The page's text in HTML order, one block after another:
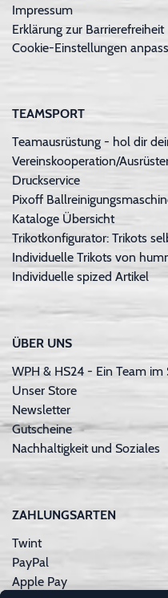
Impressum
Erklärung zur Barrierefreiheit
Cookie-Einstellungen
TEAMSPORT
Teamausrüstung - hol dir
Vereinskooperation/
Druckservice
Pixoff
Kataloge Übersicht
Trikotkonfigurator: Trikots
Individuelle Trikots von
Individuelle spized Artikel
ÜBER UNS
WPH & HS24 - Ein Team
Unser Store
Newsletter
Gutscheine
Nachhaltigkeit und Soziales
ZAHLUNGSARTEN
Twint
PayPal
Apple Pay